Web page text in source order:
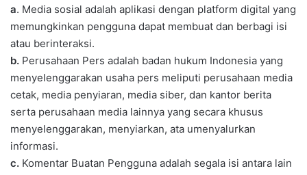
a. Media sosial adalah aplikasi dengan platform digital yang
memungkinkan pengguna dapat membuat dan berbagi isi
atau berinteraksi.
b. Perusahaan Pers adalah badan hukum Indonesia yang
menyelenggarakan usaha pers meliputi perusahaan media
cetak, media penyiaran, media siber, dan kantor berita
serta perusahaan media lainnya yang secara khusus
menyelenggarakan, menyiarkan, ata umenyalurkan
informasi.
c. Komentar Buatan Pengguna adalah segala isi antara lain